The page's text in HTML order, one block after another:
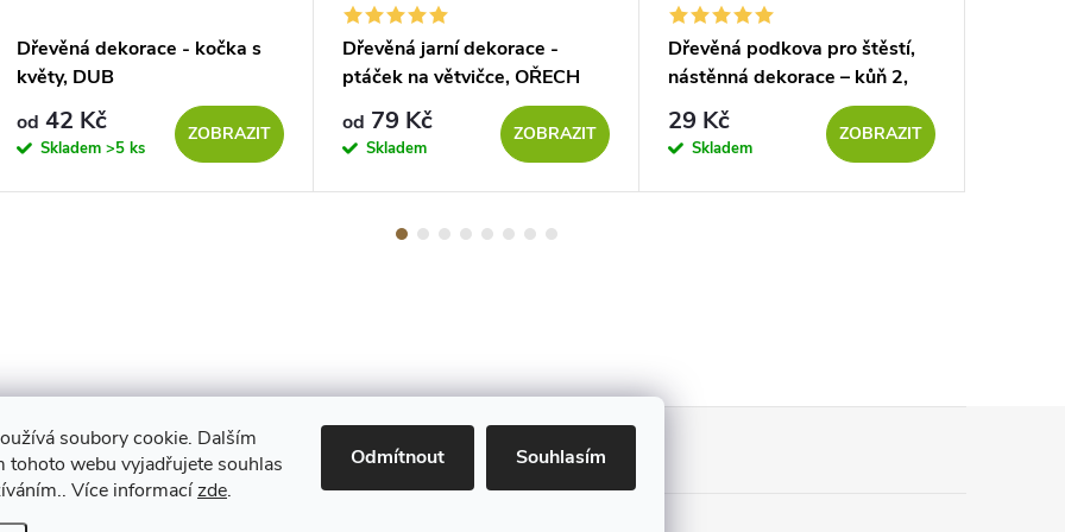
soubory cookie. Dalším
tohoto webu vyjadřujete souhlas
Více informacízde.
Odmítnout Souhlasím
Dřevěná dekorace - kočka s
květy, DUB
od 42 Kč
Skladem >5 ks
ZOBRAZIT
Dřevěná jarní dekorace -
ptáček na větvičce, OŘECH
od 79 Kč
Skladem
ZOBRAZIT
Dřevěná podkova pro štěstí,
nástěnná dekorace – kůň 2,
TOPOL
29 Kč
Skladem
ZOBRAZIT
Maestro